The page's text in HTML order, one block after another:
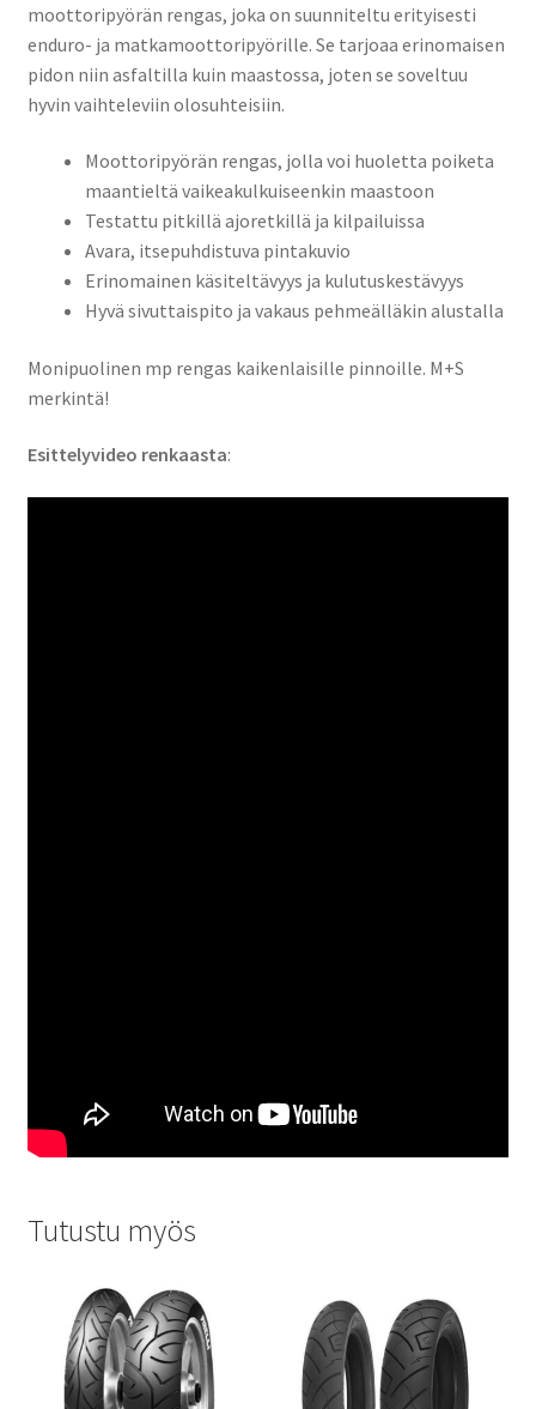
moottoripyörän rengas, joka on suunniteltu erityisesti
enduro- ja matkamoottoripyörille. Se tarjoaa erinomaisen
pidon niin asfaltilla kuin maastossa, joten se soveltuu
hyvin vaihteleviin olosuhteisiin.
Moottoripyörän rengas, jolla voi huoletta poiketa
maantieltä vaikeakulkuiseenkin maastoon
Testattu pitkillä ajoretkillä ja kilpailuissa
Avara, itsepuhdistuva pintakuvio
Erinomainen käsiteltävyys ja kulutuskestävyys
Hyvä sivuttaispito ja vakaus pehmeälläkin alustalla
Monipuolinen mp rengas kaikenlaisille pinnoille. M+S
merkintä!
Esittelyvideo renkaasta:
Tutustu myös